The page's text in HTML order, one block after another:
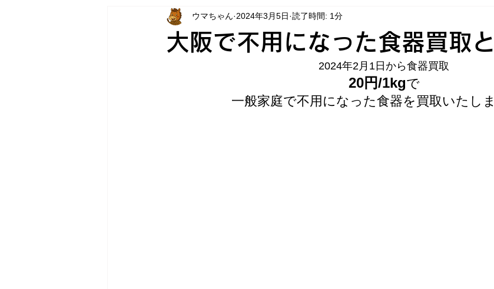
大阪で不用になった食器買取
ウマちゃん 2024年3月5日 読了時間: 1分
2024年2月1日から食器買取
20円/1kgで
一般家庭で不用になった食器を買取いたしま